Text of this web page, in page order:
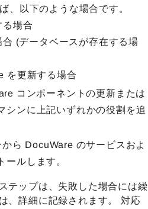
、以下のような場合です。
る場合
(データベースが存在する場
を更新する場合
コンポーネントの更新または
シンに上記いずれかの役割を追
ら DocuWare のサービスおよ
ールします。
テップは、失敗した場合には繰
、詳細に記録されます。 対応